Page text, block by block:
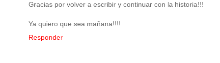
Gracias por volver a escribir y continuar con la historia!!!
Ya quiero que sea mañana!!!!
Responder